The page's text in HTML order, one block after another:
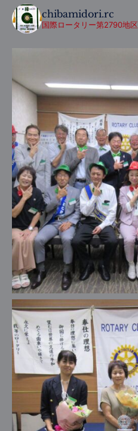
chibamidori.rc
国際ロータリー第2790地区